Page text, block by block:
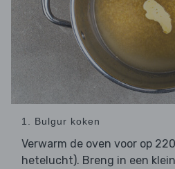
1. Bulgur koken
Verwarm de oven voor op
hetelucht). Breng in een